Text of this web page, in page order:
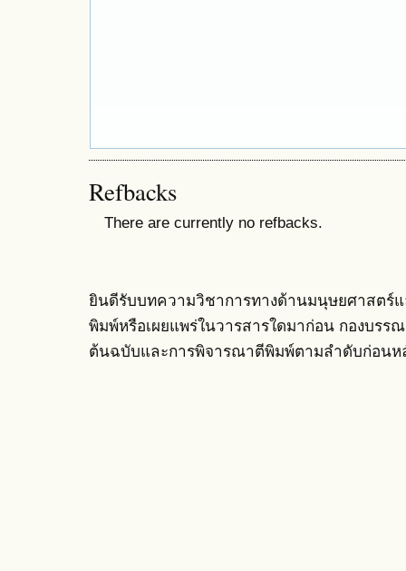
Refbacks
There are currently no refbacks.
ยินดีรับบทความวิชาการทางด้านมนุษยศาสตร์
พิมพ์หรือเผยแพร่ในวารสารใดมาก่อน กองบร
ต้นฉบับและการพิจารณาตีพิมพ์ตามลำดับก่อนห